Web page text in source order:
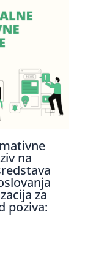
na
za
poziva: